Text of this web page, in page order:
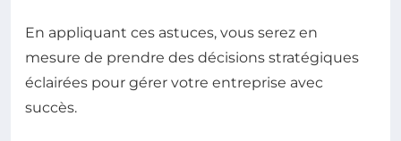
En appliquant ces astuces, vous serez en
mesure de prendre des décisions stratégiques
éclairées pour gérer votre entreprise avec
succès.